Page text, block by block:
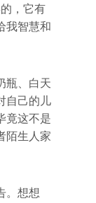
，它有
我智慧和
瓶、白天
自己的儿
竟这不是
陌生人家
。想想